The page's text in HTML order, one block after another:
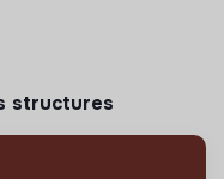
structures